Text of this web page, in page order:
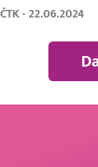
ČTK - 22.06.2024